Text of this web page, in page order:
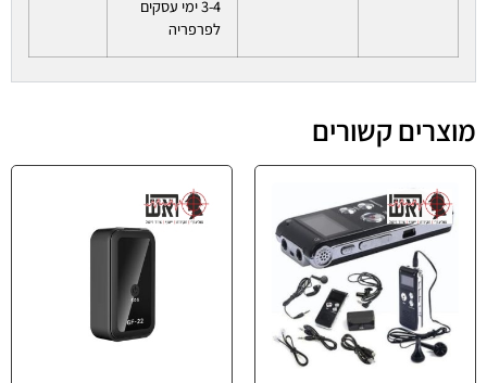
3-4 ימי עסקים
לפרפריה
מוצרים קשורים